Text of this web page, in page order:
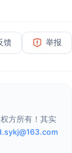
馈 举报
方所有！其实